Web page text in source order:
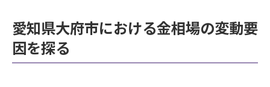
愛知県大府市における金相場の変動要
因を探る